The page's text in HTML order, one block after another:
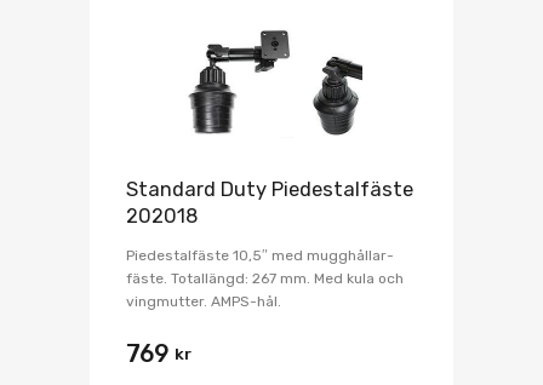
Standard Duty Piedestalfäste
202018
Piedestalfäste 10,5″ med mugghållar-
fäste. Totallängd: 267 mm. Med kula och
vingmutter. AMPS-hål.
769 kr